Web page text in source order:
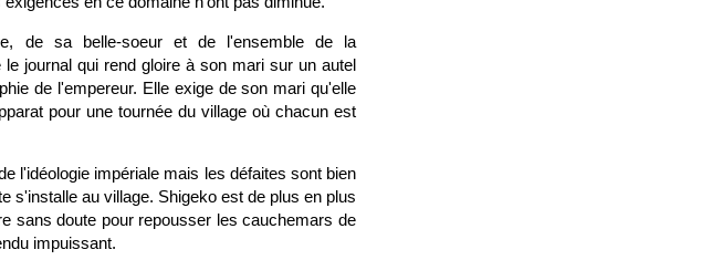
de sa belle-soeur et de l'ensemble de la
journal qui rend gloire à son mari sur un autel
de l'empereur. Elle exige de son mari qu'elle
pour une tournée du village où chacun est
l'idéologie impériale mais les défaites sont bien
s'installe au village. Shigeko est de plus en plus
sans doute pour repousser les cauchemars de
impuissant.